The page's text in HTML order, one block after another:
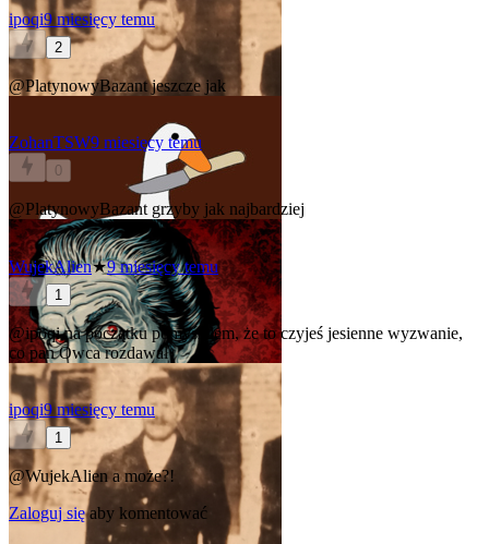
ipoqi9 miesięcy temu
2
@PlatynowyBazantjeszcze jak
ZohanTSW9 miesięcy temu
0
@PlatynowyBazant grzyby jak najbardziej
WujekAlien★9 miesięcy temu
1
@ipoqina początku pomyślałem, że to czyjeś jesienne wyzwanie,
co pan Owca rozdawał
ipoqi9 miesięcy temu
1
@WujekAliena może?!
Zaloguj sięaby komentować